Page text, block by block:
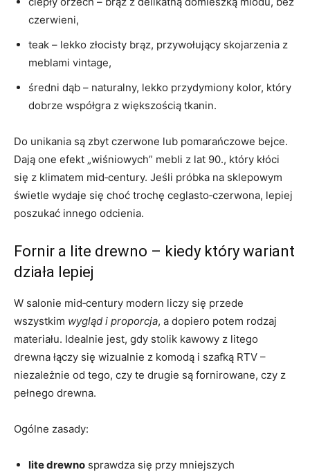
czerwieni,
teak – lekko złocisty brąz, przywołujący skojarzenia z
meblami vintage,
średni dąb – naturalny, lekko przydymiony kolor, który
dobrze współgra z większością tkanin.
Do unikania są zbyt czerwone lub pomarańczowe bejce.
Dają one efekt „wiśniowych” mebli z lat 90., który kłóci
się z klimatem mid‑century. Jeśli próbka na sklepowym
świetle wydaje się choć trochę ceglasto‑czerwona, lepiej
poszukać innego odcienia.
Fornir a lite drewno – kiedy który wariant
działa lepiej
W salonie mid‑century modern liczy się przede
wszystkim wygląd i proporcja, a dopiero potem rodzaj
materiału. Idealnie jest, gdy stolik kawowy z litego
drewna łączy się wizualnie z komodą i szafką RTV –
niezależnie od tego, czy te drugie są fornirowane, czy z
pełnego drewna.
Ogólne zasady:
lite drewno sprawdza się przy mniejszych